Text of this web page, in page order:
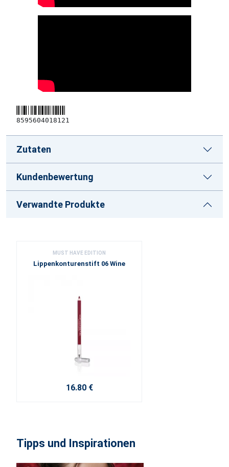
8595604018121
Zutaten
Kundenbewertung
Verwandte Produkte
MUST HAVE EDITION
Lippenkonturenstift 06 Wine
16.80 €
Tipps und Inspirationen